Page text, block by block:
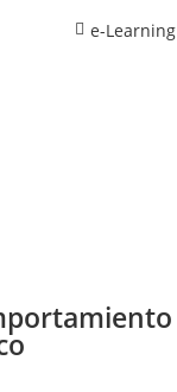
e-Learning